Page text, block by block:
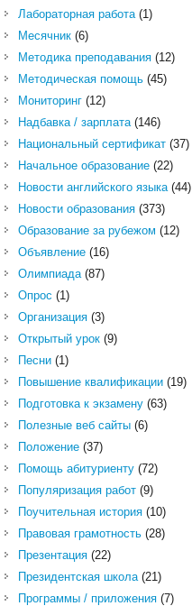
Лабораторная работа(1)
Месячник(6)
Методика преподавания(12)
Методическая помощь(45)
Мониторинг(12)
Надбавка / зарплата(146)
Национальный сертификат(37)
Начальное образование(22)
Новости английского языка(44)
Новости образования(373)
Образование за рубежом (12)
Объявление(16)
Олимпиада(87)
Опрос (1)
Организация(3)
Открытый урок(9)
Песни(1)
Повышение квалификации(19)
Подготовка к экзамену(63)
Полезные веб сайты(6)
Положение(37)
Помощь абитуриенту(72)
Популяризация работ(9)
Поучительная история(10)
Правовая грамотность(28)
Презентация(22)
Президентская школа(21)
Программы / приложения(7)